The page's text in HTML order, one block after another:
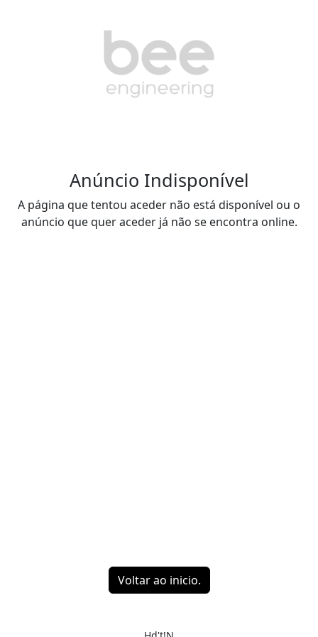
Anúncio Indisponível
A página que tentou aceder não está disponível ou o
anúncio que quer aceder já não se encontra online.
Voltar ao inicio.